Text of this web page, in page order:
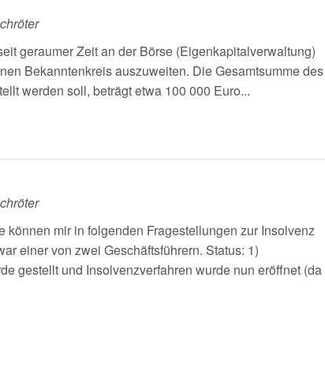
geraumer Zeit an der Börse (Eigenkapitalverwaltung)
Bekanntenkreis auszuweiten. Die Gesamtsumme des
werden soll, beträgt etwa 100 000 Euro...
können mir in folgenden Fragestellungen zur Insolvenz
einer von zwei Geschäftsführern. Status: 1)
gestellt und Insolvenzverfahren wurde nun eröffnet (da